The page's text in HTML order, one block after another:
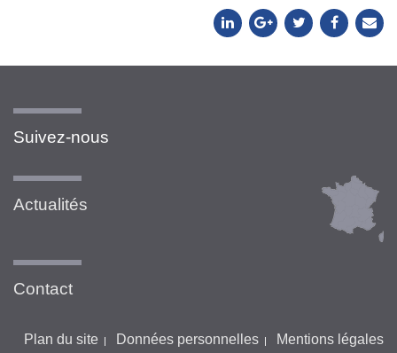
Suivez-nous
Actualités
Contact
Plan du site Données personnelles Mentions légales